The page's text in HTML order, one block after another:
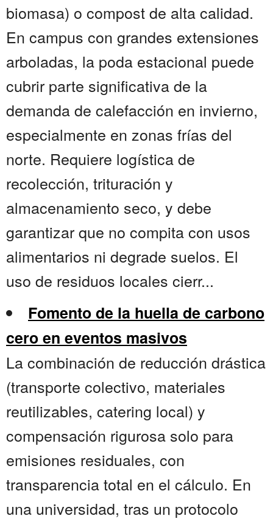
biomasa) o compost de alta calidad.
En campus con grandes extensiones
arboladas, la poda estacional puede
cubrir parte significativa de la
demanda de calefacción en invierno,
especialmente en zonas frías del
norte. Requiere logística de
recolección, trituración y
almacenamiento seco, y debe
garantizar que no compita con usos
alimentarios ni degrade suelos. El
uso de residuos locales cierr...
Fomento de la huella de carbono
cero en eventos masivos
La combinación de reducción drástica
(transporte colectivo, materiales
reutilizables, catering local) y
compensación rigurosa solo para
emisiones residuales, con
transparencia total en el cálculo. En
una universidad, tras un protocolo